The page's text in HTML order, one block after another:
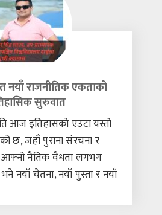
केवल एउटा आग्रह हो— आफ्नो
राखौँ। पुरानाको
नयाँ राजनीतिक एकताको
सुरुवात
आज इतिहासको एउटा यस्तो
छ, जहाँ पुराना संरचना र
नैतिक वैधता लगभग
नयाँ चेतना, नयाँ पुस्ता र नयाँ